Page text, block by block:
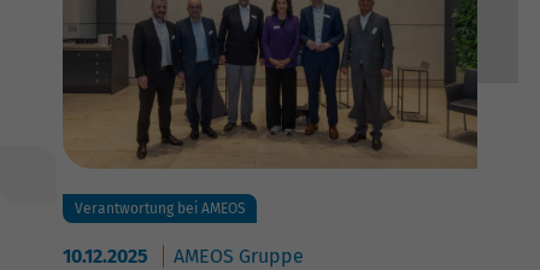
Verantwortung bei AMEOS
10.12.2025 AMEOS Gruppe